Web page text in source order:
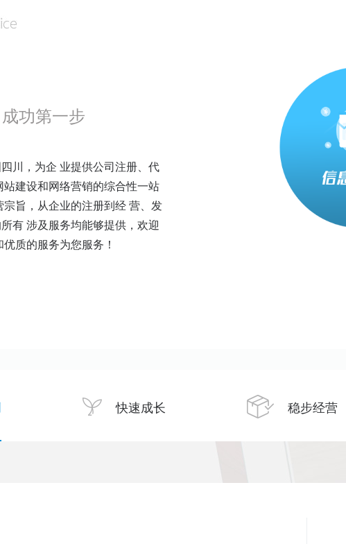
功第一步
川，为企 业提供公司注册、代
建设和网络营销的综合性一站
旨，从企业的注册到经 营、发
有 涉及服务均能够提供，欢迎
质的服务为您服务！
快速成长 稳步经营